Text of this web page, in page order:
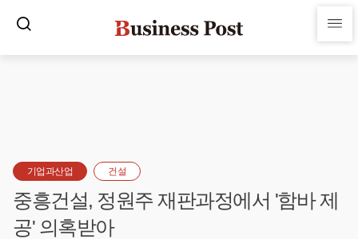
기업과산업 건설
중흥건설, 정원주 재판과정에서 '함바 제
공' 의혹받아